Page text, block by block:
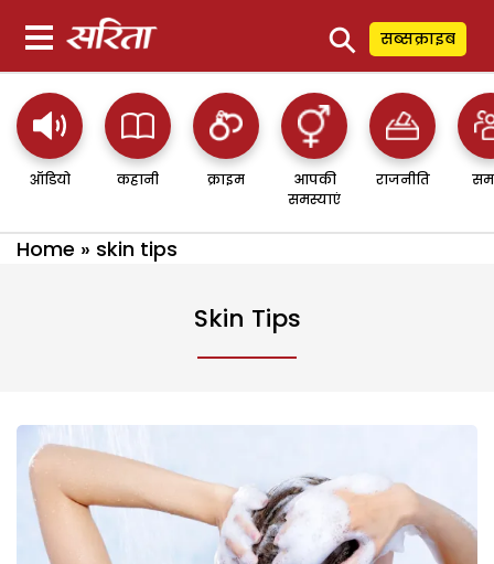
⚲ सब्सक्राइब
ऑडियो कहानी क्राइम
आपकी
समस्याएं
राजनीति
Home » skin tips
Skin Tips